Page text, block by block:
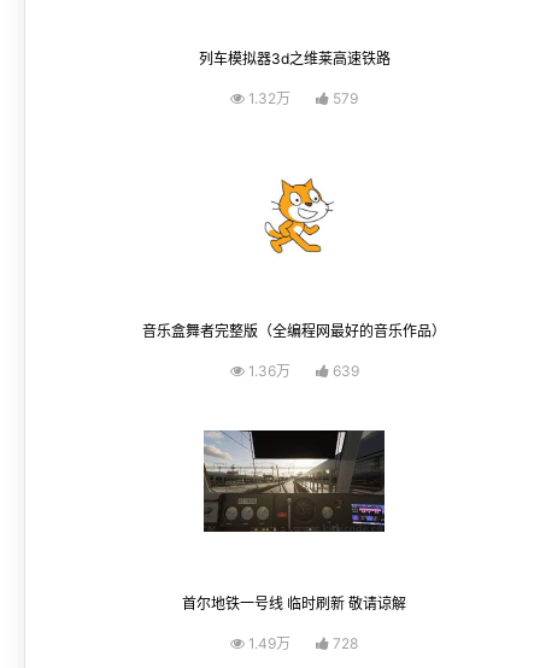
列车模拟器3d之维莱高速铁路
1.32万 579
音乐盒舞者完整版（全编程网最好的音乐作品）
1.36万 639
首尔地铁一号线 临时刷新 敬请谅解
1.49万 728